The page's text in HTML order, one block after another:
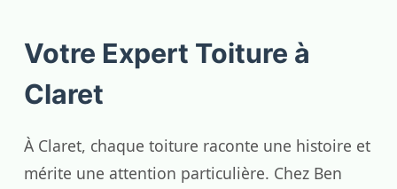
Votre Expert Toiture à
Claret
À Claret, chaque toiture raconte une histoire et
mérite une attention particulière. Chez Ben